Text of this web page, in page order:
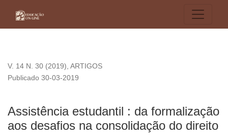
V. 14 N. 30 (2019), ARTIGOS
Assistência estudantil : da formalização
aos desafios na consolidação do direito
Publicado 30-03-2019